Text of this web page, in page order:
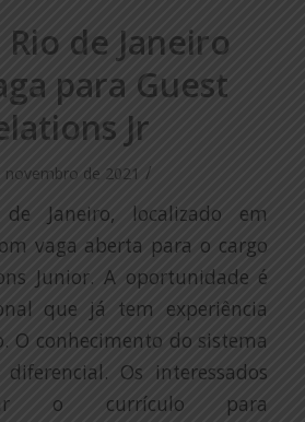
Rio de Janeiro
para Guest
Jr
novembro de 2021 /
Janeiro, localizado em
vaga aberta para o cargo
Junior. A oportunidade é
que já tem experiência
O conhecimento do sistema
Os interessados
o currículo para